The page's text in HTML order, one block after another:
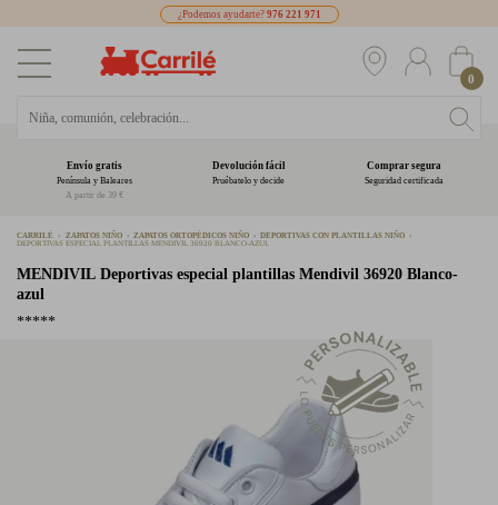
¿Podemos ayudarte? 976 221 971
0
Envío gratis
Península y Baleares
A partir de 39 €
Devolución fácil
Pruébatelo y decide
Comprar segura
Seguridad certificada
CARRILÉ ZAPATOS NIÑO ZAPATOS ORTOPÉDICOS NIÑO
DEPORTIVAS CON PLANTILLAS NIÑO
DEPORTIVAS ESPECIAL PLANTILLAS MENDIVIL 36920 BLANCO-AZUL
MENDIVIL Deportivas especial plantillas Mendivil 36920 Blanco-
azul
*****